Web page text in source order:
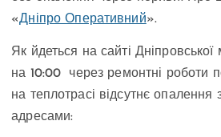
«Дніпро Оперативний».
Як йдеться на сайті Дніпровської
на 10:00 через ремонтні роботи
на теплотрасі відсутнє опалення
адресами: